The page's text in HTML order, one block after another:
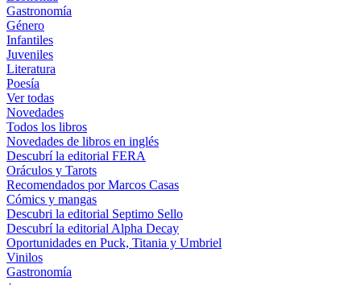
Gastronomía
Género
Infantiles
Juveniles
Literatura
Poesía
Ver todas
Novedades
Todos los libros
Novedades de libros en inglés
Descubrí la editorial FERA
Oráculos y Tarots
Recomendados por Marcos Casas
Cómics y mangas
Descubri la editorial Septimo Sello
Descubrí la editorial Alpha Decay
Oportunidades en Puck, Titania y Umbriel
Vinilos
Gastronomía